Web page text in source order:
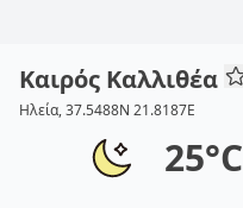
Καιρός Καλλιθέα
Ηλεία, 37.5488N 21.8187E
25°C